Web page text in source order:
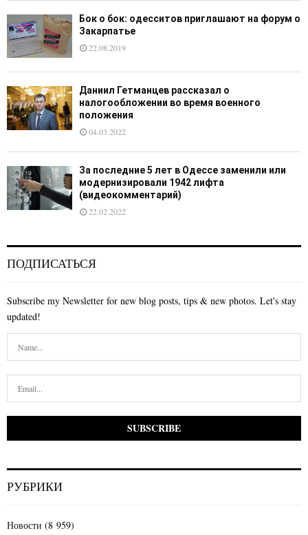
Бок о бок: одесситов приглашают на форум о
Закарпатье
22.08.2019
Даниил Гетманцев рассказал о
налогообложении во время военного
положения
04.03.2022
За последние 5 лет в Одессе заменили или
модернизировали 1942 лифта
(видеокомментарий)
22.02.2022
ПОДПИСАТЬСЯ
Subscribe my Newsletter for new blog posts, tips & new photos. Let's stay
updated!
РУБРИКИ
Новости (8 959)